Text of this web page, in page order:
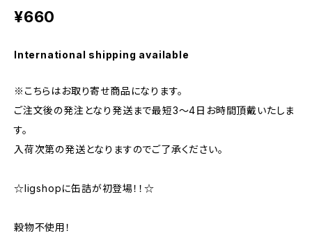
¥660
International shipping available
※こちらはお取り寄せ商品になります。
ご注文後の発注となり発送まで最短3〜4日お時間頂戴いたしま
す。
入荷次第の発送となりますのでご了承ください。
☆ligshopに缶詰が初登場！！☆
穀物不使用！